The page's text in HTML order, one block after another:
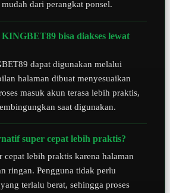
dari perangkat ponsel.
bisa diakses lewat
dapat digunakan melalui
halaman dibuat menyesuaikan
masuk akun terasa lebih praktis,
saat digunakan.
super cepat lebih praktis?
cepat lebih praktis karena halaman
ringan. Pengguna tidak perlu
terlalu berat, sehingga proses